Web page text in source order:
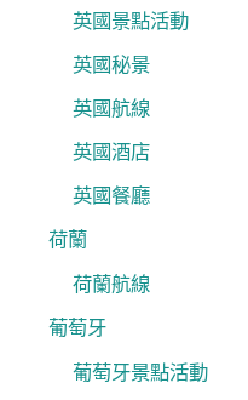
英國景點活動
英國秘景
英國航線
英國酒店
英國餐廳
荷蘭
荷蘭航線
葡萄牙
葡萄牙景點活動